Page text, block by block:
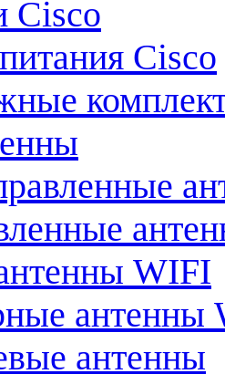
Cisco
Cisco
WIFI
антенны
антенны